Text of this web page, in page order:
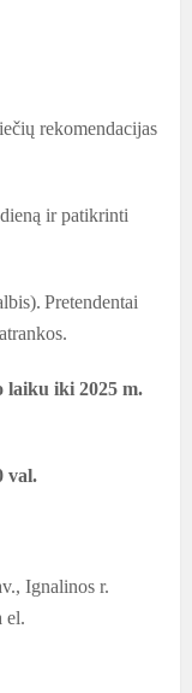
rekomendacijas
ir patikrinti
Pretendentai
laiku iki 2025 m.
val.
Ignalinos r.
el.